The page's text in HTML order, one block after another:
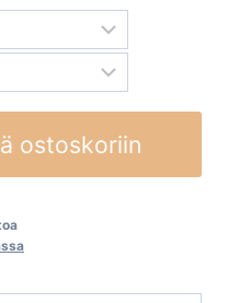
ostoskoriin